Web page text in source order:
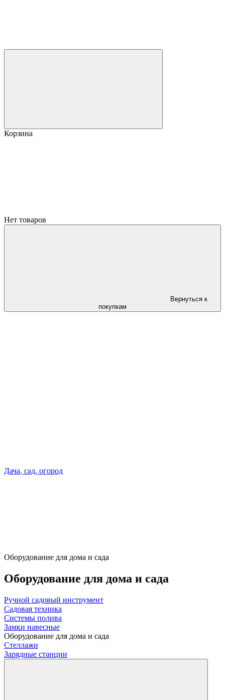
Корзина
Нет товаров
Вернуться к
покупкам
Дача, сад, огород
Оборудование для дома и сада
Оборудование для дома и сада
Ручной садовый инструмент
Садовая техника
Системы полива
Замки навесные
Оборудование для дома и сада
Стеллажи
Зарядные станции